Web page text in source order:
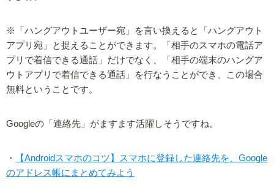
※「ハングアウトユーザー宛」を言い換えると「ハングアウト
アプリ宛」と捉えることができます。「相手のスマホの電話ア
プリで着信できる通話」だけでなく、「相手の端末のハングア
ウトアプリで着信できる通話」を行なうことができ、この場合
無料ということです。
Googleの「連絡先」がますます活躍しそうですね。
・
【Androidスマホのコツ】スマホに登録した連絡先を、Google
のアドレス帳にまとめてみよう